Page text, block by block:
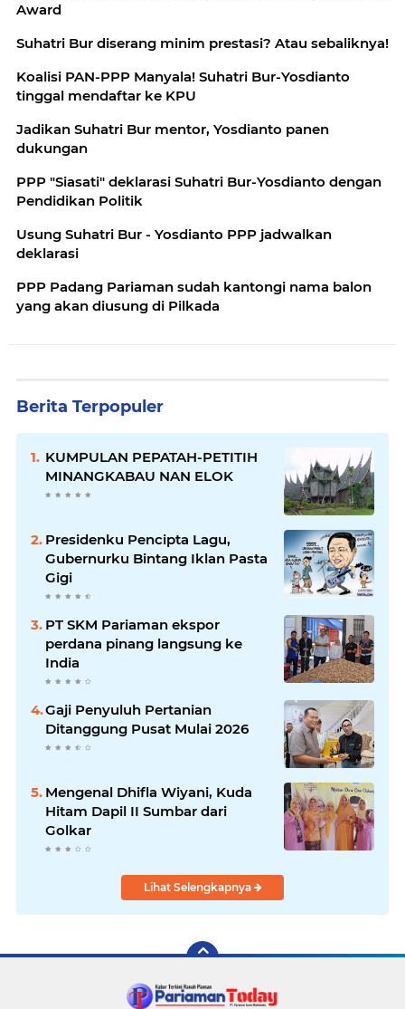
Award
Suhatri Bur diserang minim prestasi? Atau sebaliknya!
Koalisi PAN-PPP Manyala! Suhatri Bur-Yosdianto
tinggal mendaftar ke KPU
Jadikan Suhatri Bur mentor, Yosdianto panen
dukungan
PPP "Siasati" deklarasi Suhatri Bur-Yosdianto dengan
Pendidikan Politik
Usung Suhatri Bur - Yosdianto PPP jadwalkan
deklarasi
PPP Padang Pariaman sudah kantongi nama balon
yang akan diusung di Pilkada
Berita Terpopuler
KUMPULAN PEPATAH-PETITIH
MINANGKABAU NAN ELOK
Presidenku Pencipta Lagu,
Gubernurku Bintang Iklan Pasta
Gigi
PT SKM Pariaman ekspor
perdana pinang langsung ke
India
Gaji Penyuluh Pertanian
Ditanggung Pusat Mulai 2026
Mengenal Dhifla Wiyani, Kuda
Hitam Dapil II Sumbar dari
Golkar
Lihat Selengkapnya